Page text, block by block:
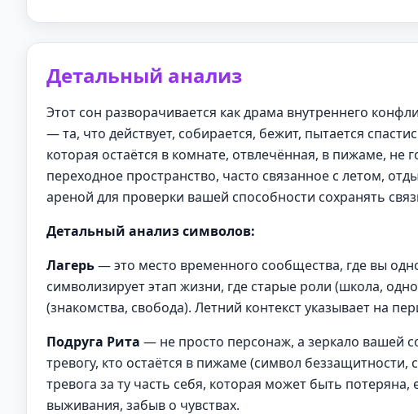
Детальный анализ
Этот сон разворачивается как драма внутреннего
— та, что действует, собирается, бежит, пытается
которая остаётся в комнате, отвлечённая, в пижаме, не
переходное пространство, часто связанное с летом,
ареной для проверки вашей способности сохранять
Детальный анализ символов:
Лагерь— это место временного сообщества, где вы
символизирует этап жизни, где старые роли (школа,
(знакомства, свобода). Летний контекст указывает на
Подруга Рита — не просто персонаж, а зеркало вашей
тревогу, кто остаётся в пижаме (символ
тревога за ту часть себя, которая может быть
выживания, забыв о чувствах.